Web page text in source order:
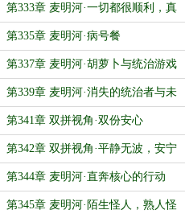
浮……
第333章 麦明河·一切都很顺利，真
的
第335章 麦明河·病号餐
第337章 麦明河·胡萝卜与统治游戏
磨盘
第339章 麦明河·消失的统治者与未
来的统治者
第341章 双拼视角·双份安心
第342章 双拼视角·平静无波，安宁
美梦
第344章 麦明河·直奔核心的行动
第345章 麦明河·陌生怪人，熟人怪